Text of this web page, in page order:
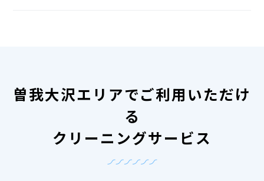
曽我大沢エリアでご利用いただけ
る
クリーニングサービス